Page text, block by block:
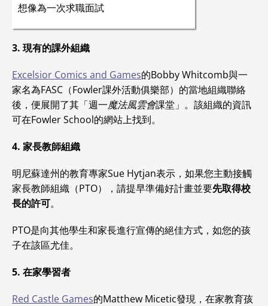
想像為一次求職面試
3. 現有的課外組織
Excelsior Comics and Games的Bobby Whitcomb與一
家名為FASC（Fowler課外活動俱樂部）的當地組織聯絡
後，便展開了其「週一魔法風雲會課堂」。該組織的資訊
可在Fowler School的網站上找到。
4. 家長教師組織
明尼蘇達州的教育專家Sue Hytjan表示，如果您主動接觸
家長教師組織（PTO），請提早準備好計畫並要先取得校
長的許可。
PTO是向其他學生和家長進行宣傳的絕佳方式，如您的孩
子在該區尤佳。
5. 在家學習者
Red Castle Games的Matthew Micetic發現，在家教育孩